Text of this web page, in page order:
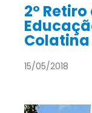
2º
Colatina
15/05/2018